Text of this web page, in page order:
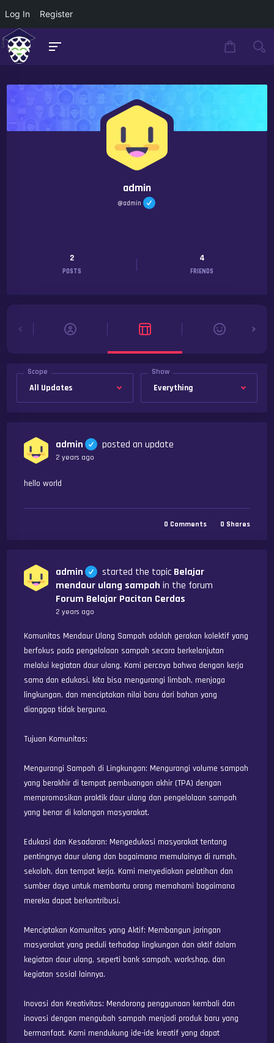
Log In Register
admin
@admin
2
POSTS
4
FRIENDS
Scope Show
admin posted an update
2 years ago
hello world
0 Comments 0 Shares
admin started the topic Belajar
mendaur ulang sampah in the forum
Forum Belajar Pacitan Cerdas
2 years ago
Komunitas Mendaur Ulang Sampah adalah gerakan kolektif yang
berfokus pada pengelolaan sampah secara berkelanjutan
melalui kegiatan daur ulang. Kami percaya bahwa dengan kerja
sama dan edukasi, kita bisa mengurangi limbah, menjaga
lingkungan, dan menciptakan nilai baru dari bahan yang
dianggap tidak berguna.
Tujuan Komunitas:
Mengurangi Sampah di Lingkungan: Mengurangi volume sampah
yang berakhir di tempat pembuangan akhir (TPA) dengan
mempromosikan praktik daur ulang dan pengelolaan sampah
yang benar di kalangan masyarakat.
Edukasi dan Kesadaran: Mengedukasi masyarakat tentang
pentingnya daur ulang dan bagaimana memulainya di rumah,
sekolah, dan tempat kerja. Kami menyediakan pelatihan dan
sumber daya untuk membantu orang memahami bagaimana
mereka dapat berkontribusi.
Menciptakan Komunitas yang Aktif: Membangun jaringan
masyarakat yang peduli terhadap lingkungan dan aktif dalam
kegiatan daur ulang, seperti bank sampah, workshop, dan
kegiatan sosial lainnya.
Inovasi dan Kreativitas: Mendorong penggunaan kembali dan
inovasi dengan mengubah sampah menjadi produk baru yang
bermanfaat. Kami mendukung ide-ide kreatif yang dapat